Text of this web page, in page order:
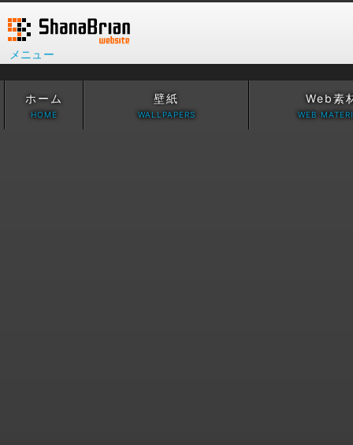
メニュー
ホーム 壁紙 Web素